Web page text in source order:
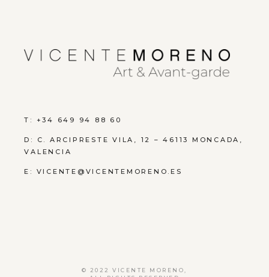
T: +34 649 94 88 60
D:
C. ARCIPRESTE VILA, 12 – 46113 MONCADA,
VALENCIA
E: VICENTE@VICENTEMORENO.ES
© 2022VICENTE MORENO